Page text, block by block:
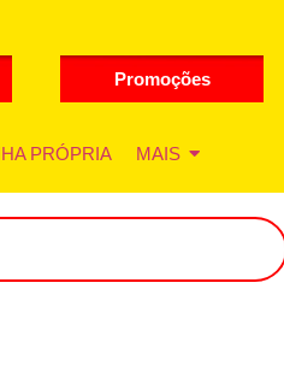
Promoções
PRÓPRIA MAIS